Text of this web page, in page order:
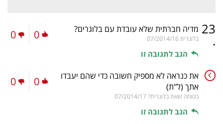
23
.
מדיה חברתית שלא עובדת עם בלוגרים?
בלוגרית 07/2014/16
הגב לתגובה זו
0
0
את כנראה לא מספיק חשובה כדי שהם יעבדו
אתך (ל"ת)
בטוחה שאת בלוגרית? 07/2014/17
הגב לתגובה זו
0
0